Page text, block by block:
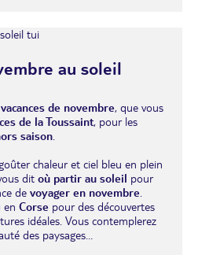
au soleil
vacances de novembre, que vous
de la Toussaint, pour les
saison.
chaleur et ciel bleu en plein
dit où partir au soleil pour
de voyager en novembre.
en Corse pour des découvertes
idéales. Vous contemplerez
des paysages…